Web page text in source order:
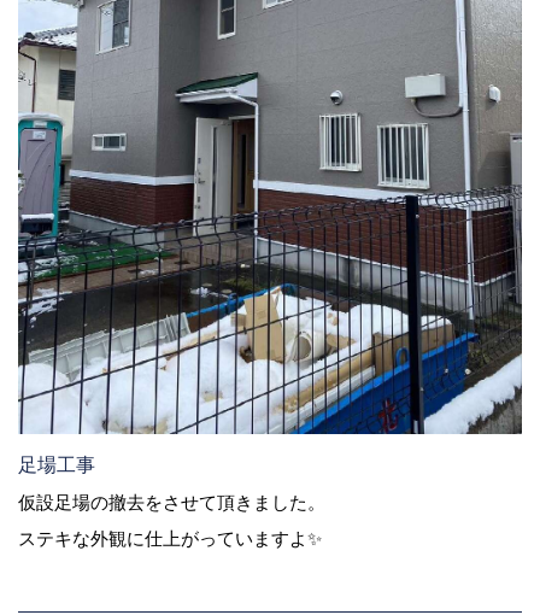
足場工事
仮設足場の撤去をさせて頂きました。
ステキな外観に仕上がっていますよ✨